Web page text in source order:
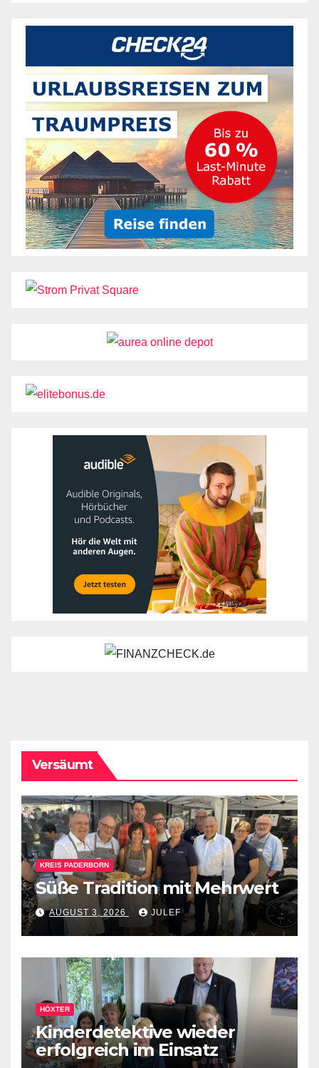
Versäumt
KREIS PADERBORN
Süße Tradition mit Mehrwert
AUGUST 3, 2026 JULEF
HÖXTER
Kinderdetektive wieder
erfolgreich im Einsatz